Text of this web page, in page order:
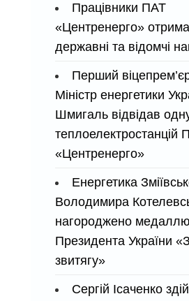
Працівники ПАТ
«Центренерго»
державні та відомчі
Перший
Міністр енергетики
Шмигаль відвідав
теплоелектростанцій
«Центренерго»
Енергетика
Володимира
нагороджено медаллю
Президента України
звитягу»
Сергій Ісаченко